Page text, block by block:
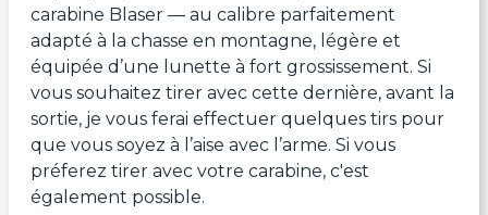
carabine Blaser — au calibre parfaitement
adapté à la chasse en montagne, légère et
équipée d’une lunette à fort grossissement. Si
vous souhaitez tirer avec cette dernière, avant la
sortie, je vous ferai effectuer quelques tirs pour
que vous soyez à l’aise avec l’arme. Si vous
préferez tirer avec votre carabine, c'est
également possible.